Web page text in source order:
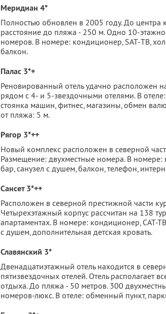
Меридиан 4*
Полностью обновлен в 2005 году. До центра
расстояние до пляжа - 250 м. Одно 10-
номеров. В номере: кондиционер, SAT-ТВ,
балкон.
Палас 3*+
Реновированный отель удачно расположен
рядом с 4- и 5-звездочными отелями. В
стоянка машин, фитнес, магазины, обмен
от пляжа: 5 м.
Рягор 3*++
Новый комплекс расположен в северной
Размещение: двухместные номера. В
бар, санузел с душем, балкон, телефон,
Сансет 3*++
Расположен в северной престижной части
Четырехэтажный корпус рассчитан на 138
апартаментах. В номере: кондиционер, САТ-
с душем, дополнительная детская кровать.
Славянский 3*
Двенадцатиэтажный отель находится в
пятизвездочных отелей. Отель располагает
отдыха. До пляжа - 50 метров. 300
номеров-люкс. В отеле: обменный пункт,